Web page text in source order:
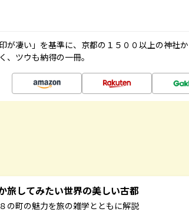
が凄い」を基準に、京都の１５００以上の神社
、ツウも納得の一冊。
してみたい世界の美しい古都
の町の魅力を旅の雑学とともに解説